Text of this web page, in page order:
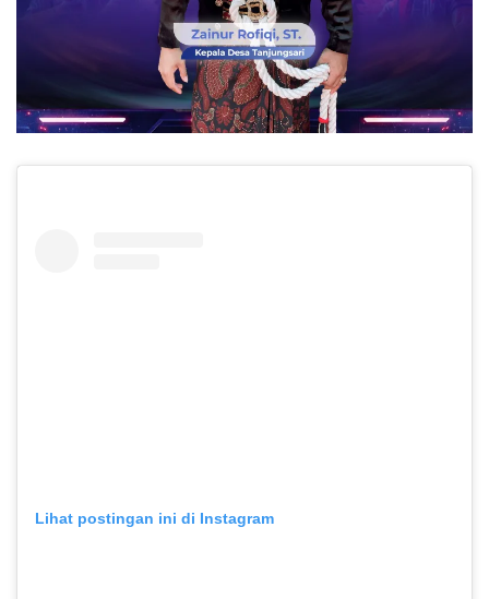
Lihat postingan ini di Instagram